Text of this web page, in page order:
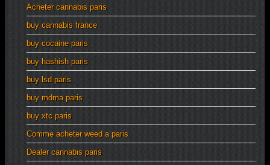
Acheter cannabis paris
buy cannabis france
buy cocaine paris
buy hashish paris
buy lsd paris
buy mdma paris
buy xtc paris
Comme acheter weed a paris
Dealer cannabis paris